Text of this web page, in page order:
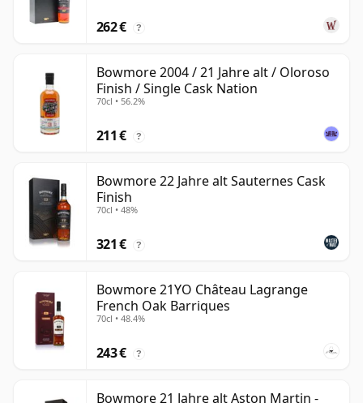
262 € ?
Bowmore 2004 / 21 Jahre alt / Oloroso
Finish / Single Cask Nation
70cl • 56.2%
211 € ?
Bowmore 22 Jahre alt Sauternes Cask
Finish
70cl • 48%
321 € ?
Bowmore 21YO Château Lagrange
French Oak Barriques
70cl • 48.4%
243 € ?
Bowmore 21 Jahre alt Aston Martin -